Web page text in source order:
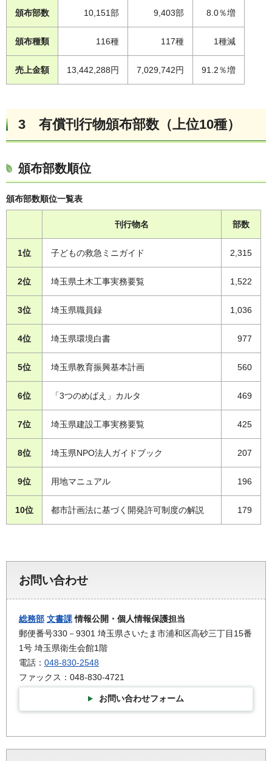
頒布部数 10,151部 9,403部 8.0％増
頒布種類 116種 117種 1種減
売上金額 13,442,288円 7,029,742円 91.2％増
3 有償刊行物頒布部数（上位10種）
頒布部数順位
頒布部数順位一覧表
刊行物名 部数
1位 子どもの救急ミニガイド 2,315
2位 埼玉県土木工事実務要覧 1,522
3位 埼玉県職員録 1,036
4位 埼玉県環境白書 977
5位 埼玉県教育振興基本計画 560
6位 「3つのめばえ」カルタ 469
7位 埼玉県建設工事実務要覧 425
8位 埼玉県NPO法人ガイドブック 207
9位 用地マニュアル 196
10位 都市計画法に基づく開発許可制度の解説 179
お問い合わせ
総務部 文書課情報公開・個人情報保護担当
郵便番号330－9301 埼玉県さいたま市浦和区高砂三丁目15番
1号 埼玉県衛生会館1階
電話： 048-830-2548
ファックス：048-830-4721
お問い合わせフォーム